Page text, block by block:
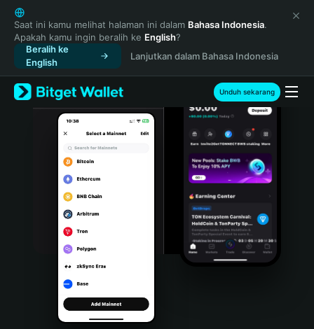
English
日本語
Tiếng Việt
Русский
Español (Latinoamérica)
Türkçe
Italiano
Português (Portugal)
Bahasa Indonesia
Português (Brasil)
Español (Argentina)
Saat ini kamu melihat halaman ini dalam Bahasa Indonesia.
Apakah kamu ingin beralih ke English?
Beralih ke
English
Lanjutkan dalam Bahasa Indonesia
Unduh sekarang